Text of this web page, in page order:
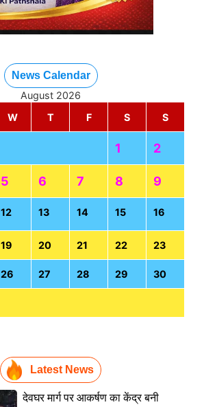
News Calendar
August 2026
W T F S S
1 2
5 6 7 8 9
12 13 14 15 16
19 20 21 22 23
26 27 28 29 30
Latest News
देवघर मार्ग पर आकर्षण का केंद्र बनी